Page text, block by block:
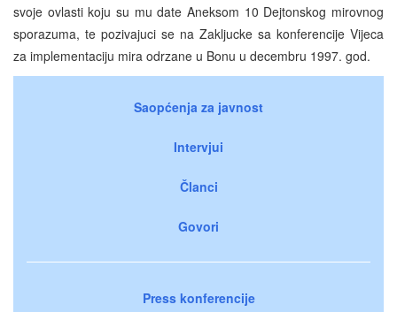
svoje ovlasti koju su mu date Aneksom 10 Dejtonskog mirovnog
sporazuma, te pozivajuci se na Zakljucke sa konferencije Vijeca
za implementaciju mira odrzane u Bonu u decembru 1997. god.
Saopćenja za javnost
Intervjui
Članci
Govori
Press konferencije